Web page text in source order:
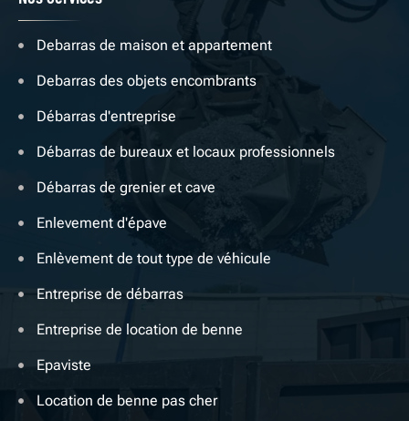
Debarras de maison et appartement
Debarras des objets encombrants
Débarras d'entreprise
Débarras de bureaux et locaux professionnels
Débarras de grenier et cave
Enlevement d'épave
Enlèvement de tout type de véhicule
Entreprise de débarras
Entreprise de location de benne
Epaviste
Location de benne pas cher